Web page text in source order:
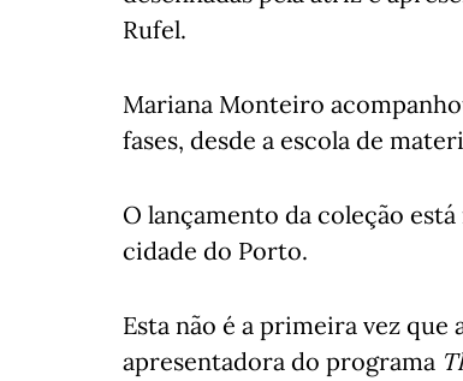
Rufel.
Mariana Monteiro
fases, desde a escola de
O lançamento da coleção
cidade do Porto.
Esta não é a primeira vez que
apresentadora do programa